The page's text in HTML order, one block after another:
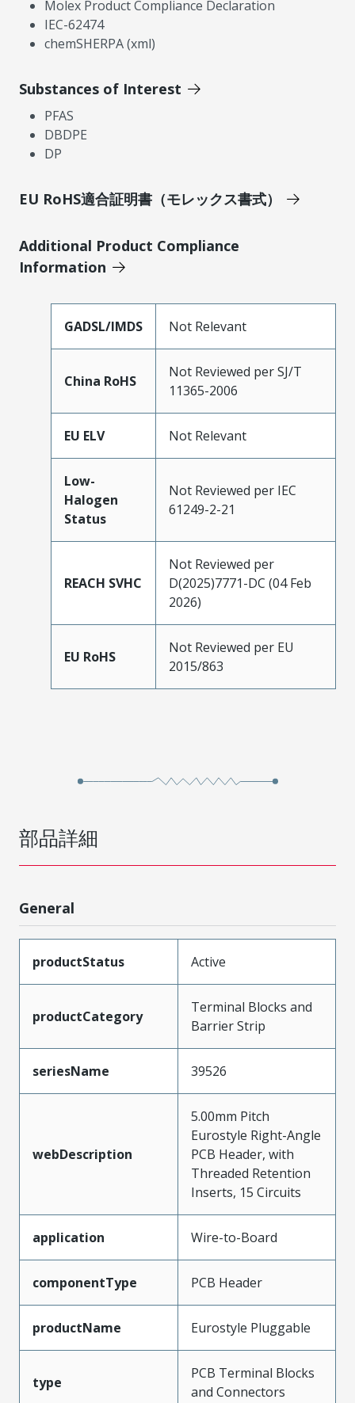
Molex Product Compliance Declaration
IEC-62474
chemSHERPA (xml)
Substances of Interest
PFAS
DBDPE
DP
EU RoHS適合証明書（モレックス書式）
Additional Product Compliance
Information
GADSL/IMDS Not Relevant
China RoHS
Not Reviewed per SJ/T
11365-2006
EU ELV Not Relevant
Low-
Halogen
Status
Not Reviewed per IEC
61249-2-21
REACH SVHC
Not Reviewed per
D(2025)7771-DC (04 Feb
2026)
EU RoHS
Not Reviewed per EU
2015/863
部品詳細
General
productStatus Active
productCategory
Terminal Blocks and
Barrier Strip
seriesName 39526
webDescription
5.00mm Pitch
Eurostyle Right-Angle
PCB Header, with
Threaded Retention
Inserts, 15 Circuits
application Wire-to-Board
componentType PCB Header
productName Eurostyle Pluggable
type
PCB Terminal Blocks
and Connectors